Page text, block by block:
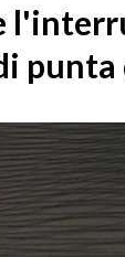
punta